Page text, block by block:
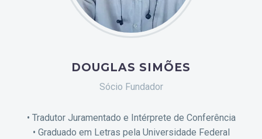
DOUGLAS SIMÕES
Sócio Fundador
• Tradutor Juramentado e Intérprete de Conferência
• Graduado em Letras pela Universidade Federal